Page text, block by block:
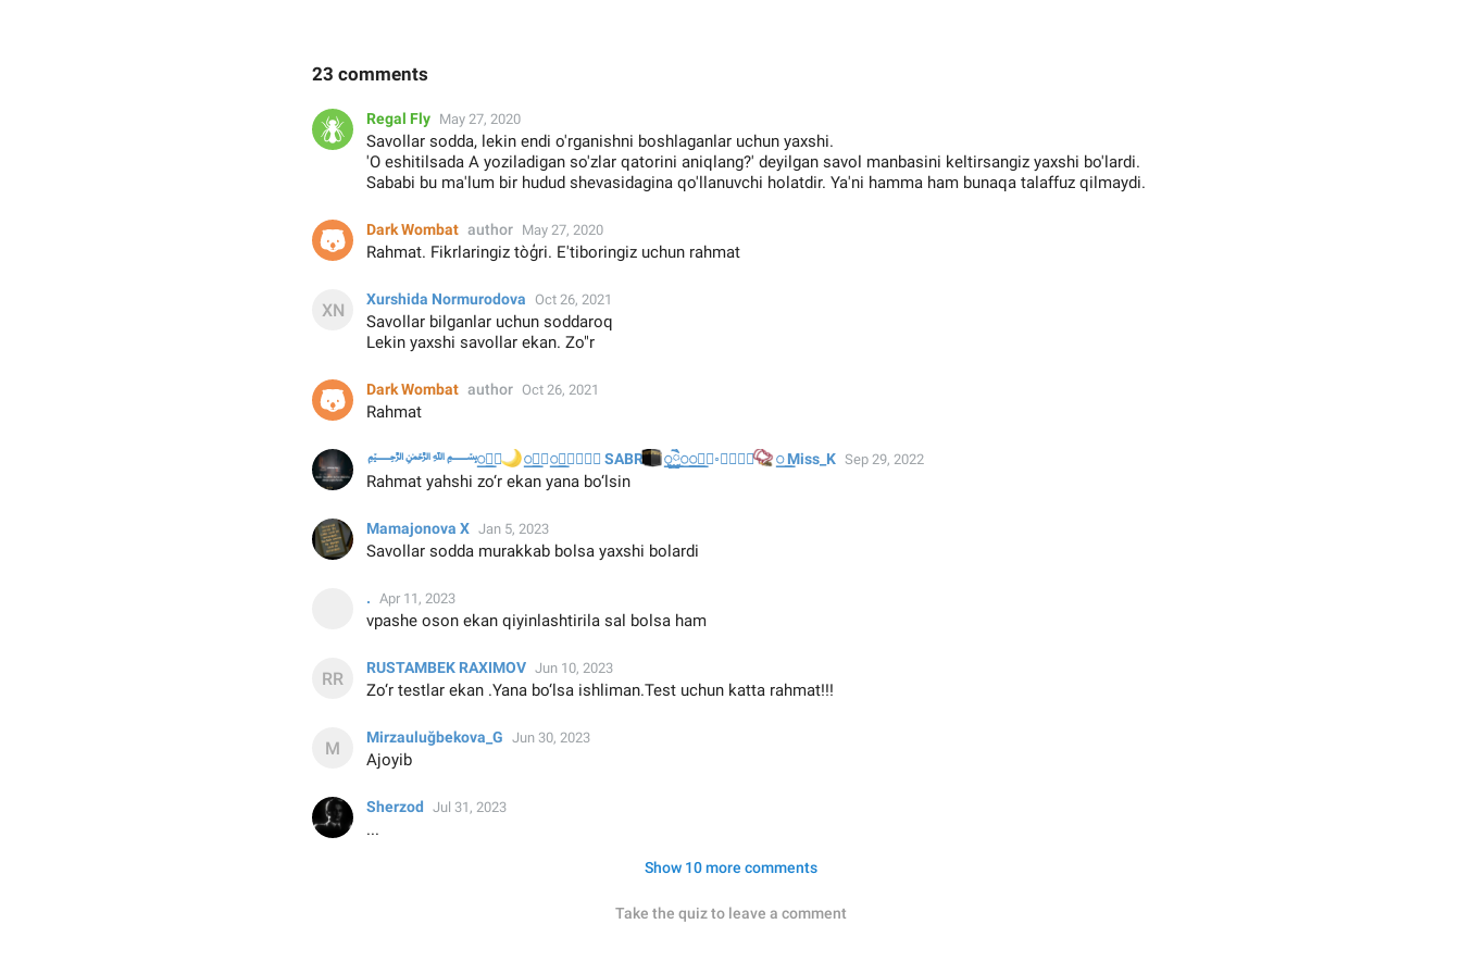
23 comments
Regal Fly May 27, 2020
Savollar sodda, lekin endi o'rganishni boshlaganlar uchun yaxshi.
'O eshitilsada A yoziladigan so'zlar qatorini aniqlang?' deyilgan savol manbasini keltirsangiz yaxshi bo'lardi.
Sababi bu ma'lum bir hudud shevasidagina qo'llanuvchi holatdir. Ya'ni hamma ham bunaqa talaffuz qilmaydi.
Dark Wombat author May 27, 2020
Rahmat. Fikrlaringiz tòģri. E'tiboringiz uchun rahmat
Xurshida Normurodova Oct 26, 2021
Savollar bilganlar uchun soddaroq
Lekin yaxshi savollar ekan. Zo"r
Dark Wombat author Oct 26, 2021
Rahmat
﷽꯭❴꯭
🌙꯭❵꯭◌꯭❥꯭◦꯭⋅ SABR
🕋꯭꯭ཻ࿆◌꯭❥꯭◦⋅꯭❴꯭
📿꯭ Miss_K Sep 29, 2022
Rahmat yahshi zo‘r ekan yana bo‘lsin
Mamajonova X Jan 5, 2023
Savollar sodda murakkab bolsa yaxshi bolardi
. Apr 11, 2023
vpashe oson ekan qiyinlashtirila sal bolsa ham
RUSTAMBEK RAXIMOV Jun 10, 2023
Zo‘r testlar ekan .Yana bo‘lsa ishliman.Test uchun katta rahmat!!!
Mirzauluğbekova_G Jun 30, 2023
Ajoyib
Sherzod Jul 31, 2023
...
Show 10 more comments
Take the quiz to leave a comment